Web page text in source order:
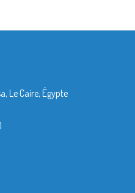
Le Caire, Égypte